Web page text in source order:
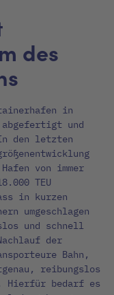
des
in
abgefertigt und
den letzten
von immer
TEU
in kurzen
umgeschlagen
und schnell
der
Bahn,
reibungslos
Hierfür bedarf es